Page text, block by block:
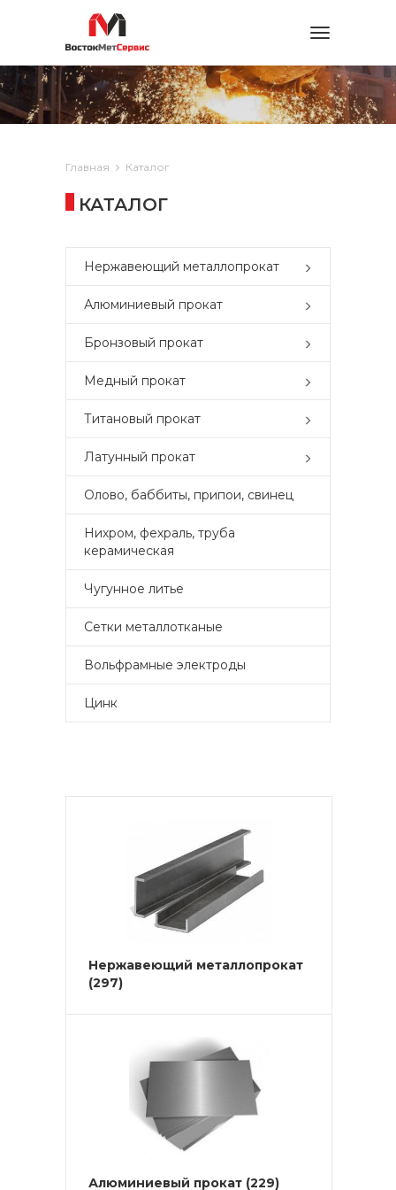
Toggle
Главная Каталог
КАТАЛОГ
Нержавеющий металлопрокат
Алюминиевый прокат
Бронзовый прокат
Медный прокат
Титановый прокат
Латунный прокат
Олово, баббиты, припои, свинец
Нихром, фехраль, труба
керамическая
Чугунное литье
Сетки металлотканые
Вольфрамные электроды
Цинк
Нержавеющий металлопрокат
(297)
Алюминиевый прокат (229)